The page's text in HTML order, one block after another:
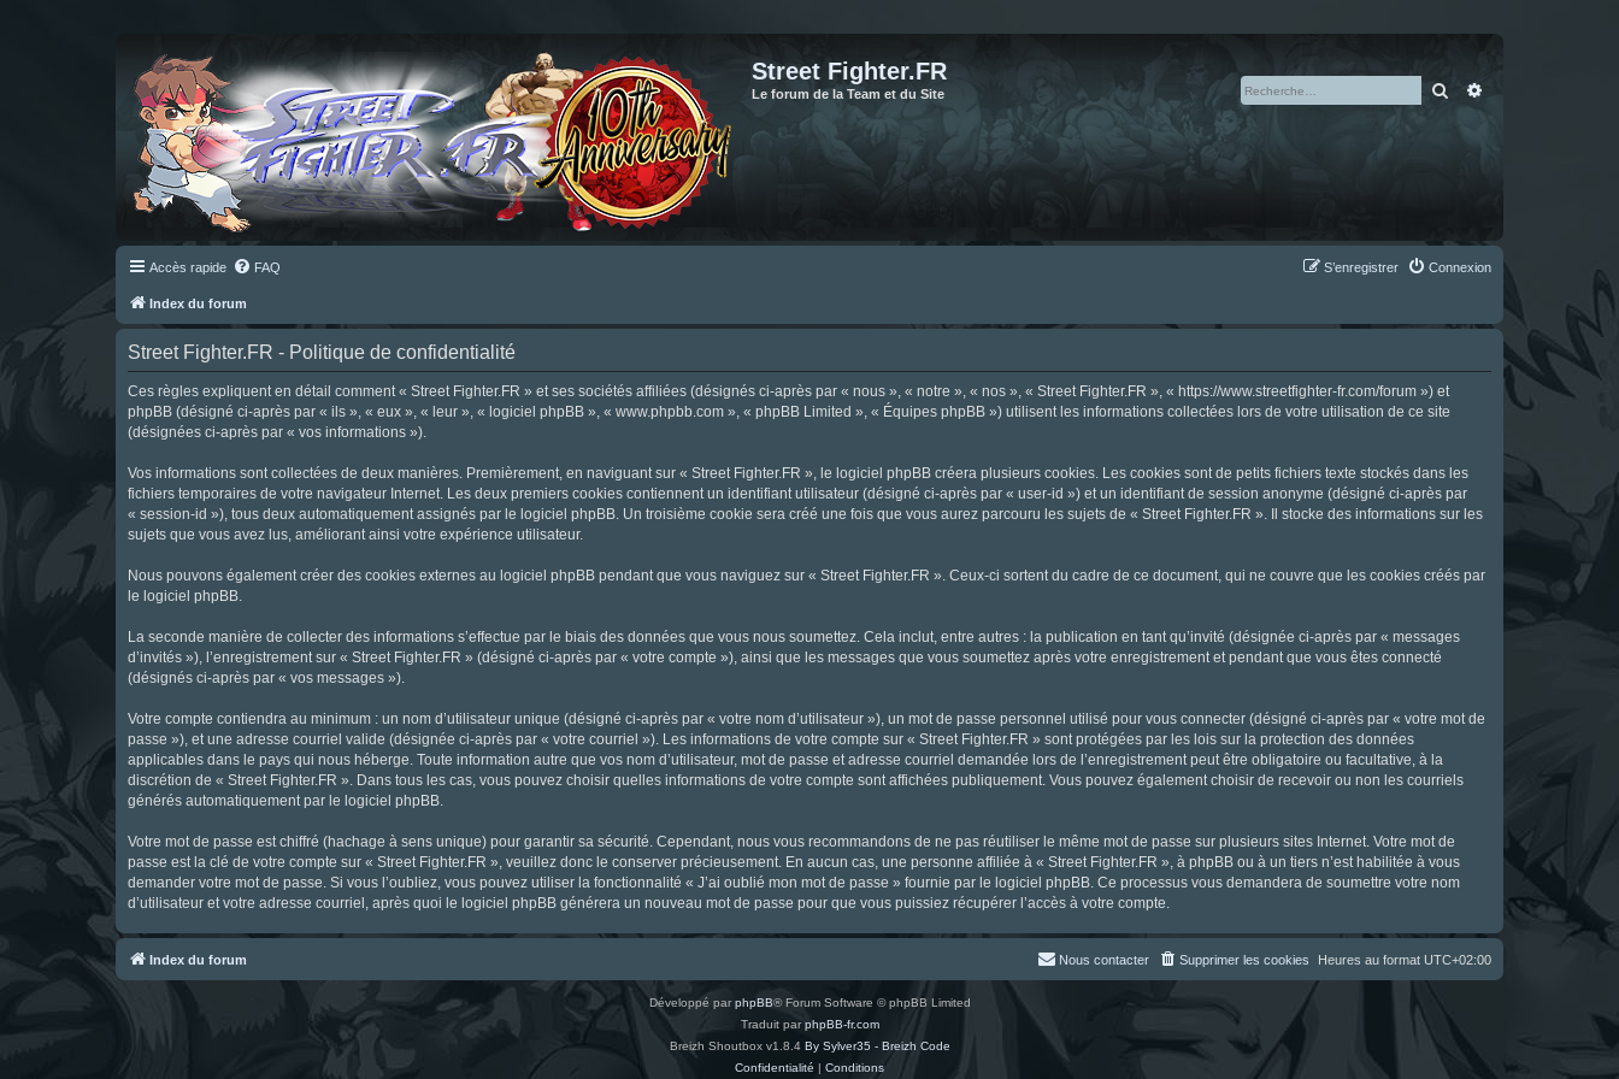
Street Fighter.FR
Le forum de la Team et du Site Rechercher
Accès rapide FAQ Connexion
S’enregistrer
Index du forum
Street Fighter.FR - Politique de confidentialité
Ces règles expliquent en détail comment « Street Fighter.FR » et ses sociétés affiliées (désignés ci-après par « nous », « notre », « nos », « Street Fighter.FR », « https://www.streetfighter-fr.com/forum ») et
phpBB (désigné ci-après par « ils », « eux », « leur », « logiciel phpBB », « www.phpbb.com », « phpBB Limited », « Équipes phpBB ») utilisent les informations collectées lors de votre utilisation de ce site
(désignées ci-après par « vos informations »).
Vos informations sont collectées de deux manières. Premièrement, en naviguant sur « Street Fighter.FR », le logiciel phpBB créera plusieurs cookies. Les cookies sont de petits fichiers texte stockés dans les
fichiers temporaires de votre navigateur Internet. Les deux premiers cookies contiennent un identifiant utilisateur (désigné ci-après par « user-id ») et un identifiant de session anonyme (désigné ci-après par
« session-id »), tous deux automatiquement assignés par le logiciel phpBB. Un troisième cookie sera créé une fois que vous aurez parcouru les sujets de « Street Fighter.FR ». Il stocke des informations sur les
sujets que vous avez lus, améliorant ainsi votre expérience utilisateur.
Nous pouvons également créer des cookies externes au logiciel phpBB pendant que vous naviguez sur « Street Fighter.FR ». Ceux-ci sortent du cadre de ce document, qui ne couvre que les cookies créés par
le logiciel phpBB.
La seconde manière de collecter des informations s’effectue par le biais des données que vous nous soumettez. Cela inclut, entre autres : la publication en tant qu’invité (désignée ci-après par « messages
d’invités »), l’enregistrement sur « Street Fighter.FR » (désigné ci-après par « votre compte »), ainsi que les messages que vous soumettez après votre enregistrement et pendant que vous êtes connecté
(désignés ci-après par « vos messages »).
Votre compte contiendra au minimum : un nom d’utilisateur unique (désigné ci-après par « votre nom d’utilisateur »), un mot de passe personnel utilisé pour vous connecter (désigné ci-après par « votre mot de
passe »), et une adresse courriel valide (désignée ci-après par « votre courriel »). Les informations de votre compte sur « Street Fighter.FR » sont protégées par les lois sur la protection des données
applicables dans le pays qui nous héberge. Toute information autre que vos nom d’utilisateur, mot de passe et adresse courriel demandée lors de l’enregistrement peut être obligatoire ou facultative, à la
discrétion de « Street Fighter.FR ». Dans tous les cas, vous pouvez choisir quelles informations de votre compte sont affichées publiquement. Vous pouvez également choisir de recevoir ou non les courriels
générés automatiquement par le logiciel phpBB.
Votre mot de passe est chiffré (hachage à sens unique) pour garantir sa sécurité. Cependant, nous vous recommandons de ne pas réutiliser le même mot de passe sur plusieurs sites Internet. Votre mot de
passe est la clé de votre compte sur « Street Fighter.FR », veuillez donc le conserver précieusement. En aucun cas, une personne affiliée à « Street Fighter.FR », à phpBB ou à un tiers n’est habilitée à vous
demander votre mot de passe. Si vous l’oubliez, vous pouvez utiliser la fonctionnalité « J’ai oublié mon mot de passe » fournie par le logiciel phpBB. Ce processus vous demandera de soumettre votre nom
d’utilisateur et votre adresse courriel, après quoi le logiciel phpBB générera un nouveau mot de passe pour que vous puissiez récupérer l’accès à votre compte.
Index du forum Heures au format UTC+02:00
Supprimer les cookies
Nous contacter
Développé parphpBB® Forum Software © phpBB Limited
Traduit parphpBB-fr.com
Breizh Shoutbox v1.8.4 By Sylver35 - Breizh Code
Confidentialité | Conditions